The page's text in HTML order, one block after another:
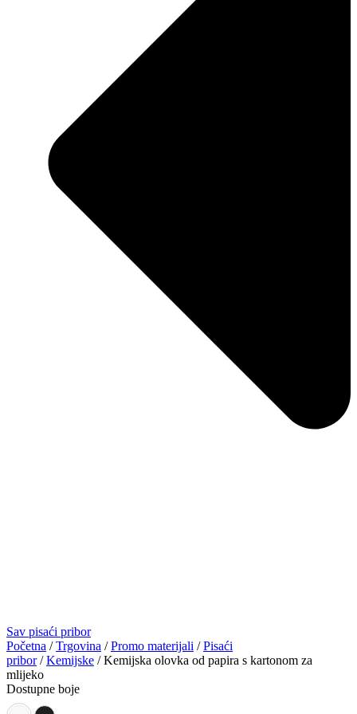
Sav pisaći pribor
Početna /Trgovina /Promo materijali /Pisaći
pribor/Kemijske / Kemijska olovka od papira s kartonom za
mlijeko
Dostupne boje